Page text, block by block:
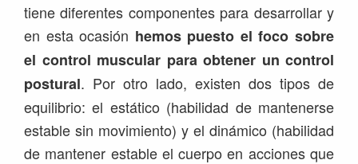
tiene diferentes componentes para desarrollar y
en esta ocasión hemos puesto el foco sobre
el control muscular para obtener un control
postural. Por otro lado, existen dos tipos de
equilibrio: el estático (habilidad de mantenerse
estable sin movimiento) y el dinámico (habilidad
de mantener estable el cuerpo en acciones que